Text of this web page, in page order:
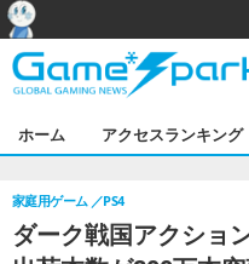
ホーム アクセスランキング
ダーク戦国アクショ
家庭用ゲーム PS4